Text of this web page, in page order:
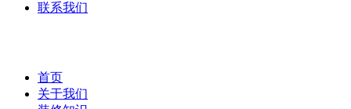
联系我们
首页
关于我们